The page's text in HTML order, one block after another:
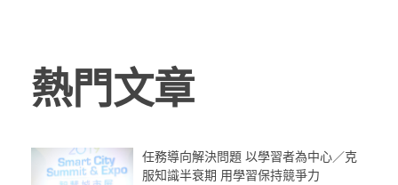
熱門文章
任務導向解決問題 以學習者為中心／克
服知識半衰期 用學習保持競爭力